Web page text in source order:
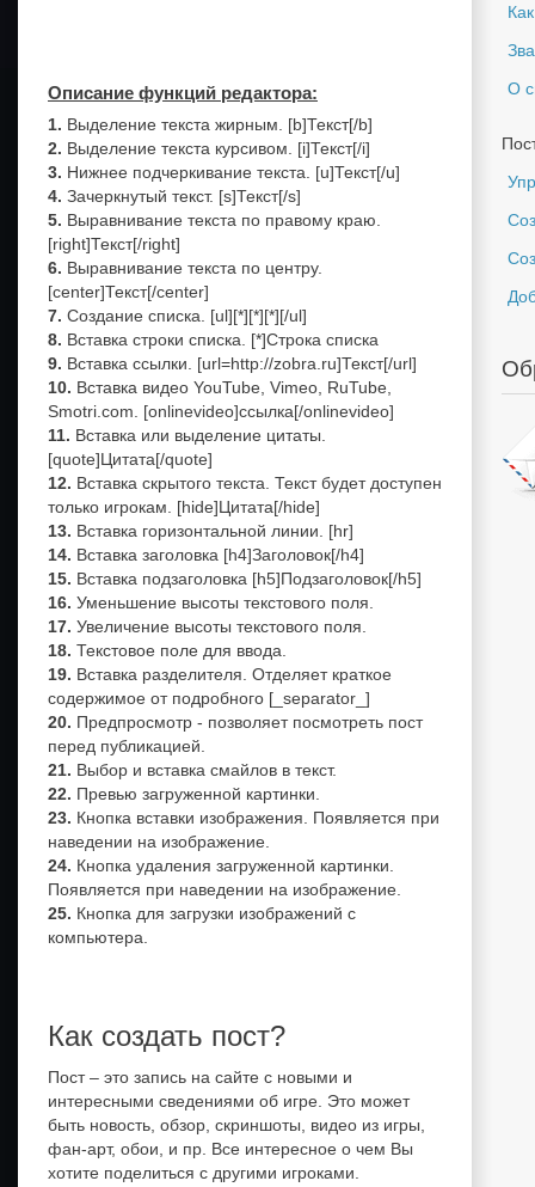
Описание функций редактора:
Выделение текста жирным. [b]Текст[/b]
Выделение текста курсивом. [i]Текст[/i]
Нижнее подчеркивание текста. [u]Текст[/u]
Зачеркнутый текст. [s]Текст[/s]
Выравнивание текста по правому краю.
[right]Текст[/right]
Выравнивание текста по центру.
[center]Текст[/center]
Создание списка. [ul][*][*][*][/ul]
Вставка строки списка. [*]Строка списка
Вставка ссылки. [url=http://zobra.ru]Текст[/url]
Вставка видео YouTube, Vimeo, RuTube,
Smotri.com. [onlinevideo]ссылка[/onlinevideo]
Вставка или выделение цитаты.
[quote]Цитата[/quote]
Вставка скрытого текста. Текст будет доступен
только игрокам. [hide]Цитата[/hide]
Вставка горизонтальной линии. [hr]
Вставка заголовка [h4]Заголовок[/h4]
Вставка подзаголовка [h5]Подзаголовок[/h5]
Уменьшение высоты текстового поля.
Увеличение высоты текстового поля.
Текстовое поле для ввода.
Вставка разделителя. Отделяет краткое
содержимое от подробного [_separator_]
Предпросмотр - позволяет посмотреть пост
перед публикацией.
Выбор и вставка смайлов в текст.
Превью загруженной картинки.
Кнопка вставки изображения. Появляется при
наведении на изображение.
Кнопка удаления загруженной картинки.
Появляется при наведении на изображение.
Кнопка для загрузки изображений с
компьютера.
Как создать пост?
Пост – это запись на сайте с новыми и
интересными сведениями об игре. Это может
быть новость, обзор, скриншоты, видео из игры,
фан-арт, обои, и пр. Все интересное о чем Вы
хотите поделиться с другими игроками.
О